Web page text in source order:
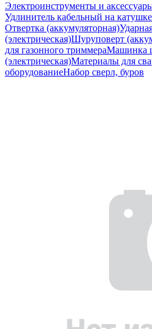
Электроинструменты и
Удлинитель кабельный на
Отвертка (аккумуляторная)
(электрическая)Шуруповерт
для газонного триммераМашинка
(электрическая)Материалы для
оборудованиеНабор сверл, буров